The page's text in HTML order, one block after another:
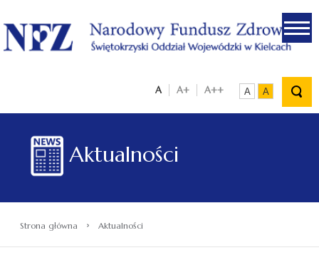
.
A A+ A++ A A
Aktualności
Strona główna › Aktualności